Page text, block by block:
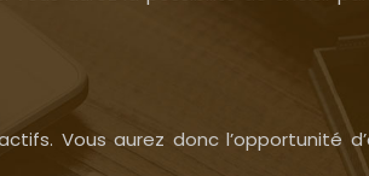
Vous aurez donc l’opportunité